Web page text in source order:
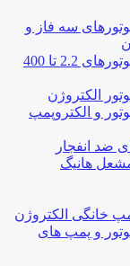
سه فاز و
لیست قیمت الکتروموتورهای 2.2 تا 400
الکتروژن
و الکتروپمپ
ضد انفجار
هانیگ
خانگی الکتروژن
و پمپ های